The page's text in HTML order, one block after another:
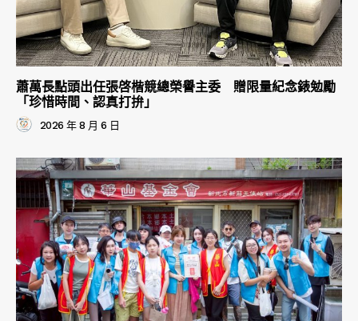
蕭萬長點頭出任張啓楷競總榮譽主委 贈限量紀念錶勉勵
「珍惜時間、認真打拚」
2026 年 8 月 6 日